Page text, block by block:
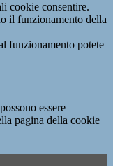
cookie consentire.
il funzionamento della
funzionamento potete
essere
pagina della cookie